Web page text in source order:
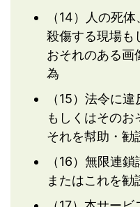
（14）人の死
殺傷する現場も
おそれのある画
為
（15）法令に
もしくはそのお
それを幇助・勧
（16）無限連
またはこれを勧